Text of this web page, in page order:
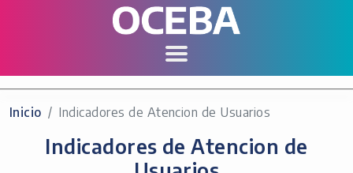
Inicio Indicadores de Atencion de Usuarios
Indicadores de Atencion de